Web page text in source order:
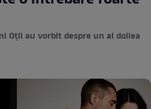
Oțil au vorbit despre un al doilea